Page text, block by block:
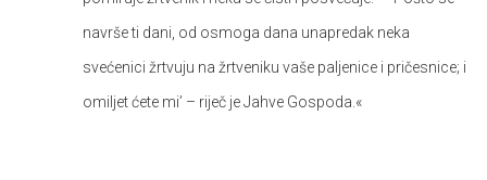
navrše ti dani, od osmoga dana unapredak neka
svećenici žrtvuju na žrtveniku vaše paljenice i pričesnice; i
omiljet ćete mi’ – riječ je Jahve Gospoda.«